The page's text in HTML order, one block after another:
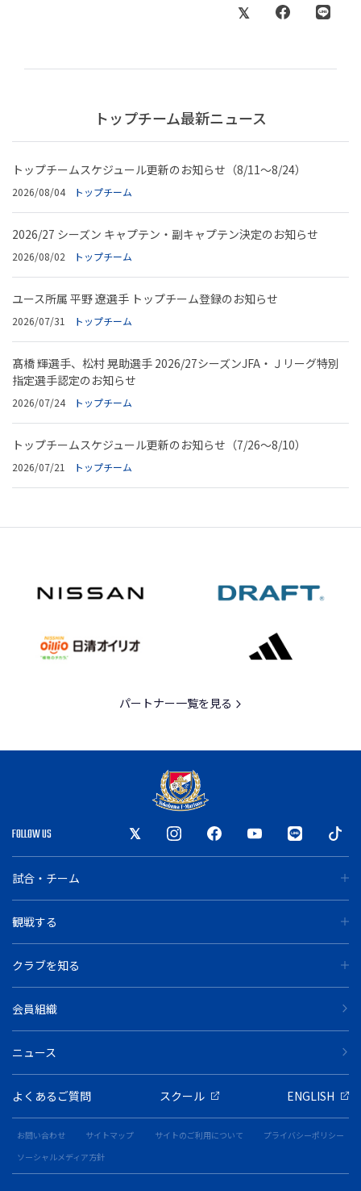
トップチーム最新ニュース
トップチームスケジュール更新のお知らせ（8/11～8/24）
2026/08/04 トップチーム
2026/27 シーズン キャプテン・副キャプテン決定のお知らせ
2026/08/02 トップチーム
ユース所属 平野 遼選手 トップチーム登録のお知らせ
2026/07/31 トップチーム
髙橋 輝選手、松村 晃助選手 2026/27シーズンJFA・Ｊリーグ特別
指定選手認定のお知らせ
2026/07/24 トップチーム
トップチームスケジュール更新のお知らせ（7/26～8/10）
2026/07/21 トップチーム
パートナー一覧を見る
FOLLOW US
試合・チーム
観戦する
クラブを知る
会員組織
ニュース
よくあるご質問 スクール ENGLISH
お問い合わせ サイトマップ サイトのご利用について
プライバシーポリシー
ソーシャルメディア方針